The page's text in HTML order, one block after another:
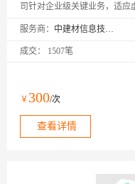
司针对企业级关键业务，适应
能、扩展性和实时性等需求，
化、高性能、易管理的新一代
服务商： 中建材信息技术股份有限公司
成交： 1507笔
￥ 300/次
查看详情